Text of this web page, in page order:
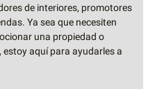
de interiores, promotores
Ya sea que necesiten
una propiedad o
estoy aquí para ayudarles a